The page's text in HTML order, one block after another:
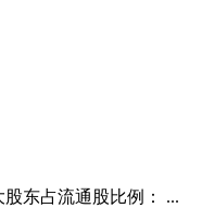
东占流通股比例： ...